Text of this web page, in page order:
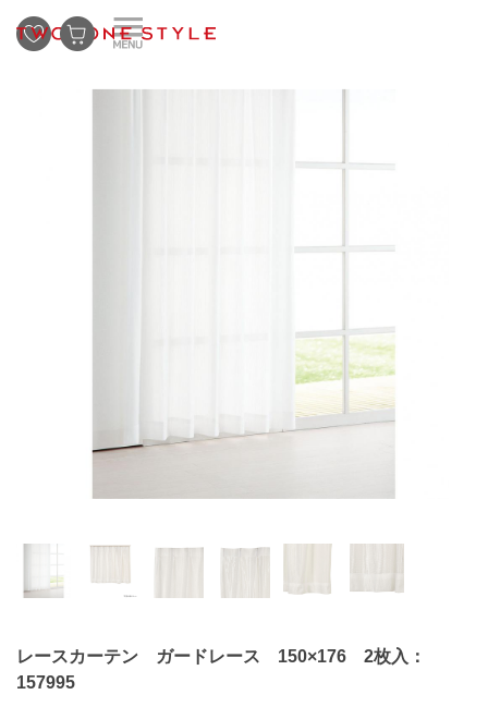
レースカーテン ガードレース 150×176 2枚入：
157995